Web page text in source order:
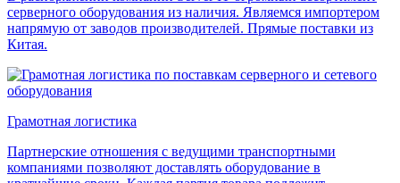
серверного оборудования из наличия. Являемся импортером
напрямую от заводов производителей. Прямые поставки из
Китая.
Грамотная логистика
Партнерские отношения с ведущими транспортными
компаниями позволяют доставлять оборудование в